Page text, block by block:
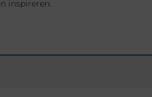
inspireren.